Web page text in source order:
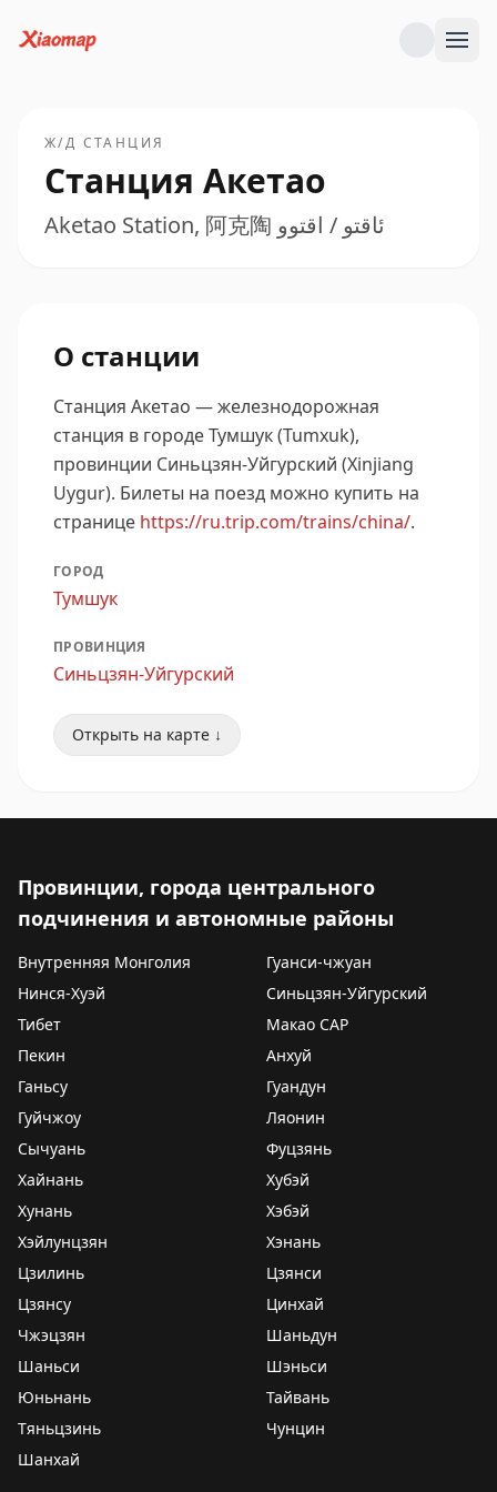
Ж/Д СТАНЦИЯ
Станция Акетао
Aketao Station, 阿克陶 ئاقتو / ﺍﻗﺘﻮﻭ
О станции
Станция Акетао — железнодорожная
станция в городе Тумшук (Tumxuk),
провинции Синьцзян-Уйгурский (Xinjiang
Uygur). Билеты на поезд можно купить на
странице https://ru.trip.com/trains/china/.
ГОРОД
Тумшук
ПРОВИНЦИЯ
Синьцзян-Уйгурский
Открыть на карте ↓
Провинции, города центрального
подчинения и автономные районы
Внутренняя Монголия
Гуанси-чжуан
Нинся-Хуэй
Синьцзян-Уйгурский
Тибет
Макао САР
Пекин
Анхуй
Ганьсу
Гуандун
Гуйчжоу
Ляонин
Сычуань
Фуцзянь
Хайнань
Хубэй
Хунань
Хэбэй
Хэйлунцзян
Хэнань
Цзилинь
Цзянси
Цзянсу
Цинхай
Чжэцзян
Шаньдун
Шаньси
Шэньси
Юньнань
Тайвань
Тяньцзинь
Чунцин
Шанхай